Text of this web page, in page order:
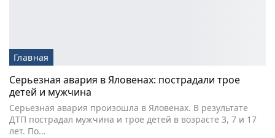
Главная
Серьезная авария в Яловенах: пострадали трое
детей и мужчина
Серьезная авария произошла в Яловенах. В результате
ДТП пострадал мужчина и трое детей в возрасте 3, 7 и 17
лет. По…